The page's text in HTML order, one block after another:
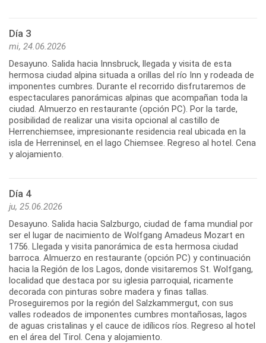
Día 3
mi, 24.06.2026
Desayuno. Salida hacia Innsbruck, llegada y visita de esta
hermosa ciudad alpina situada a orillas del río Inn y rodeada de
imponentes cumbres. Durante el recorrido disfrutaremos de
espectaculares panorámicas alpinas que acompañan toda la
ciudad. Almuerzo en restaurante (opción PC). Por la tarde,
posibilidad de realizar una visita opcional al castillo de
Herrenchiemsee, impresionante residencia real ubicada en la
isla de Herreninsel, en el lago Chiemsee. Regreso al hotel. Cena
y alojamiento.
Día 4
ju, 25.06.2026
Desayuno. Salida hacia Salzburgo, ciudad de fama mundial por
ser el lugar de nacimiento de Wolfgang Amadeus Mozart en
1756. Llegada y visita panorámica de esta hermosa ciudad
barroca. Almuerzo en restaurante (opción PC) y continuación
hacia la Región de los Lagos, donde visitaremos St. Wolfgang,
localidad que destaca por su iglesia parroquial, ricamente
decorada con pinturas sobre madera y finas tallas.
Proseguiremos por la región del Salzkammergut, con sus
valles rodeados de imponentes cumbres montañosas, lagos
de aguas cristalinas y el cauce de idílicos ríos. Regreso al hotel
en el área del Tirol. Cena y alojamiento.